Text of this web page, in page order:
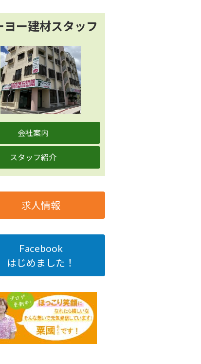
ヨー建材スタッフ
会社案内
スタッフ紹介
求人情報
Facebook
はじめました！